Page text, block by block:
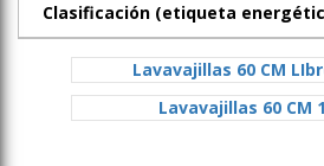
Clasificación (etiqueta
Lavavajillas 60 CM
Lavavajillas 60 CM